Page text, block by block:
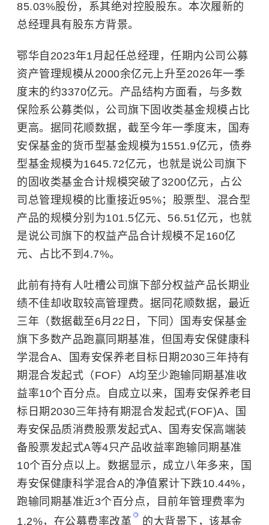
85.03%股份，系其绝对控股股东。本次履新的
总经理具有股东方背景。
鄂华自2023年1月起任总经理，任期内公司公募
资产管理规模从2000余亿元上升至2026年一季
度末的约3370亿元。产品结构方面看，与多数
保险系公募类似，公司旗下固收类基金规模占比
更高。据同花顺数据，截至今年一季度末，国寿
安保基金的货币型基金规模为1551.9亿元，债券
型基金规模为1645.72亿元，也就是说公司旗下
的固收类基金合计规模突破了3200亿元，占公
司总管理规模的比重接近95%；股票型、混合型
产品的规模分别为101.5亿元、56.51亿元，也就
是说公司旗下的权益产品合计规模不足160亿
元、占比不到4.7%。
此前有持有人吐槽公司旗下部分权益产品长期业
绩不佳却收取较高管理费。据同花顺数据，最近
三年（数据截至6月22日，下同）国寿安保基金
旗下多数产品跑赢同期基准，但国寿安保健康科
学混合A、国寿安保养老目标日期2030三年持有
期混合发起式（FOF）A均至少跑输同期基准收
益率10个百分点。自成立以来，国寿安保养老目
标日期2030三年持有期混合发起式(FOF)A、国
寿安保品质消费股票发起式A、国寿安保高端装
备股票发起式A等4只产品收益率跑输同期基准
10个百分点以上。数据显示，成立八年多来，国
寿安保健康科学混合A的净值累计下跌10.44%，
跑输同期基准近3个百分点，目前年管理费率为
1.2%，在公募费率改革 的大背景下，该基金